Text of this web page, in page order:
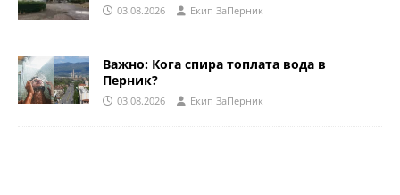
03.08.2026 Eкип ЗаПерник
Важно: Кога спира топлата вода в
Перник?
03.08.2026 Eкип ЗаПерник